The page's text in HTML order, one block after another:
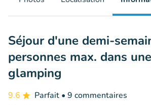
Séjour d'une demi-
personnes max. dans
glamping
9.6 Parfait • 9 commentaires